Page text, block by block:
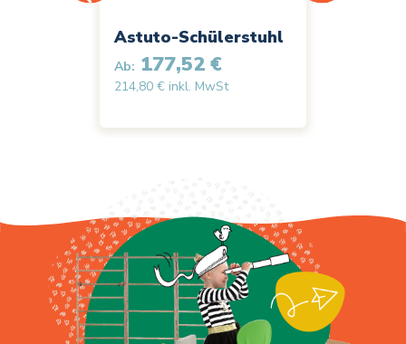
Astuto-Schülerstuhl
Ab: 177,52 €
214,80 € inkl. MwSt